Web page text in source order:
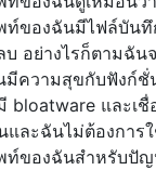
ท์ของฉันมีไฟล์บัน
บ อย่างไรก็ตามฉัน
มีความสุขกับฟังก์
bloatware และเชื่
และฉันไม่ต้องการใ
ท์ของฉันสำหรับปั